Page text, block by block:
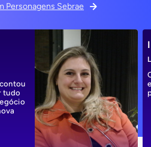
Personagens Sebrae
tudo